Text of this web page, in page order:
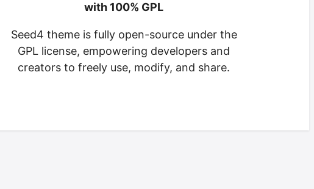
with 100% GPL
Seed4 theme is fully open-source under the
GPL license, empowering developers and
creators to freely use, modify, and share.